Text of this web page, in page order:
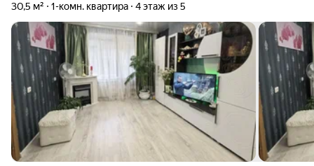
30,5 м² 1-комн. квартира 4 этаж из 5